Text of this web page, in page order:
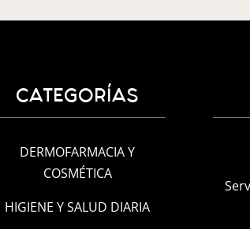
CATEGORÍAS
DERMOFARMACIA Y
COSMÉTICA
HIGIENE Y SALUD DIARIA